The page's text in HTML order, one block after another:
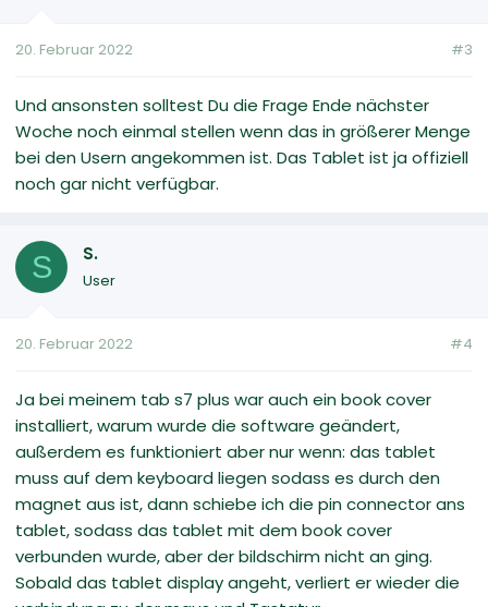
20. Februar 2022 #3
Und ansonsten solltest Du die Frage Ende nächster
Woche noch einmal stellen wenn das in größerer Menge
bei den Usern angekommen ist. Das Tablet ist ja offiziell
noch gar nicht verfügbar.
S S.
User
20. Februar 2022 #4
Ja bei meinem tab s7 plus war auch ein book cover
installiert, warum wurde die software geändert,
außerdem es funktioniert aber nur wenn: das tablet
muss auf dem keyboard liegen sodass es durch den
magnet aus ist, dann schiebe ich die pin connector ans
tablet, sodass das tablet mit dem book cover
verbunden wurde, aber der bildschirm nicht an ging.
Sobald das tablet display angeht, verliert er wieder die